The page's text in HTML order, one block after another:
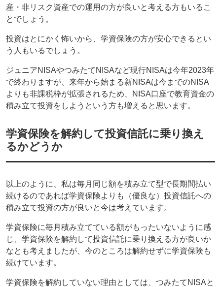
産・非リスク資産での運用の方が良いと考える方もいるこ
とでしょう。
投資はとにかく怖いから、学資保険の方が安心できるとい
う人もいるでしょう。
ジュニアNISAやつみたてNISAなど現行NISAは今年2023年
で終わりますが、来年から始まる新NISAは今までのNISA
よりも非課税枠が拡張されるため、NISA口座で教育資金の
積み立て投資をしようという方も増えると思います。
学資保険を解約して投資信託に乗り換え
るかどうか
以上のように、私は毎月同じ額を積み立て型で長期間払い
続けるのであれば学資保険よりも（優良な）投資信託への
積み立て投資の方が良いと今は考えています。
学資保険に毎月積み立てている額がもったいないように感
じ、学資保険を解約して投資信託に乗り換える方が良いか
なとも考えましたが、今のところは解約せずに学資保険も
続けています。
学資保険を解約していない理由としては、つみたてNISAと